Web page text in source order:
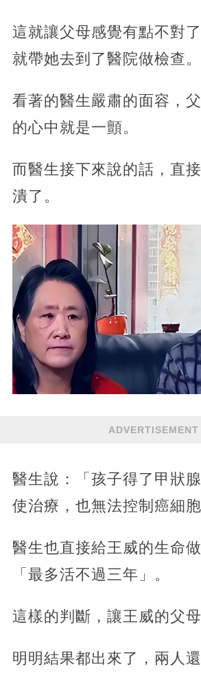
這就讓父母感覺有點不對
就帶她去到了醫院做檢查。
看著的醫生嚴肅的面容，
的心中就是一顫。
而醫生接下來說的話，直
潰了。
ADVERTISEMENT
醫生說：「孩子得了甲狀
使治療，也無法控制癌細胞
醫生也直接給王威的生命做
「最多活不過三年」。
這樣的判斷，讓王威的父母
明明結果都出來了，兩人